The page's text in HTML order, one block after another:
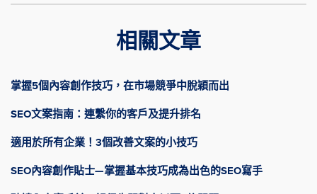
相關文章
掌握5個內容創作技巧，在市場競爭中脫穎而出
SEO文案指南：連繫你的客戶及提升排名
適用於所有企業！3個改善文案的小技巧
SEO內容創作貼士—掌握基本技巧成為出色的SEO寫手